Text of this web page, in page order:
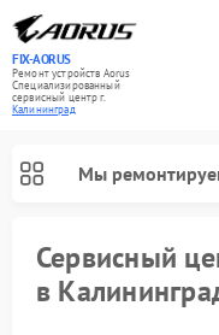
FIX-AORUS
Ремонт устройств Aorus
Специализированный
cервисный центр г.
Калининград
Мы
Сервисный
в